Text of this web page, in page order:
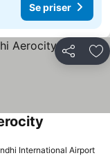
Se priser
Del
International Airport